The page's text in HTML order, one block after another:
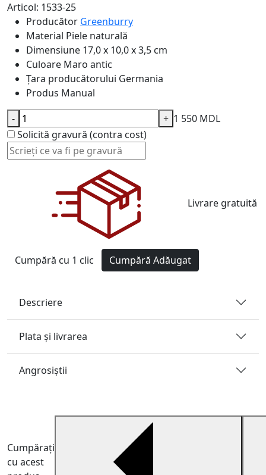
Articol: 1533-25
Producător Greenburry
Material Piele naturală
Dimensiune 17,0 x 10,0 x 3,5 cm
Culoare Maro antic
Țara producătorului Germania
Produs Manual
1 550 MDL
Solicită gravură (contra cost)
- +
Livrare gratuită
Cumpără cu 1 clic Cumpără Adăugat
Descriere
Plata și livrarea
Angrosiştii
Cumpărați
cu acest